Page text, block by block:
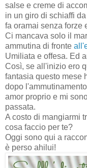
salse e creme di
in un giro di schiaffi
fa oramai senza forze
Ci mancava solo il
ammutina di fronte
Umiliata e offesa. Ed
Così, se all'inizio ero
fantasia questo mese
dopo
amor proprio e mi
passata.
A costo di mangiarmi
cosa faccio per te?
Oggi sono qui a
è perso ahilui!